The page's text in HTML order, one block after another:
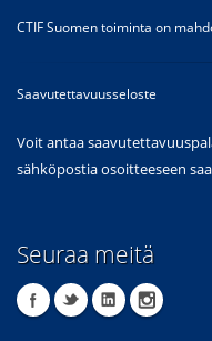
CTIF Suomen toiminta on
Saavutettavuusseloste
Voit antaa
sähköpostia osoitteeseen
Seuraa meitä